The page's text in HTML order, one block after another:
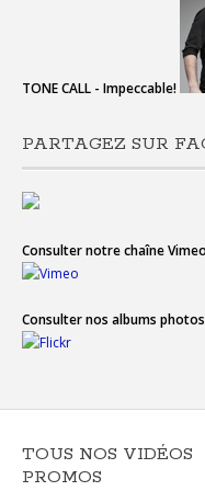
TONE CALL - Impeccable!
PARTAGEZ SUR
Consulter notre chaîne Vimeo
Consulter nos albums
TOUS NOS VIDÉOS
PROMOS